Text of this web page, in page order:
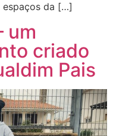
espaços da […]
um
criado
Pais